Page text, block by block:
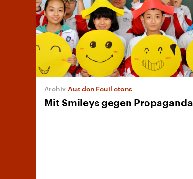
Aus den Feuilletons
Mit Smileys gegen Propaganda